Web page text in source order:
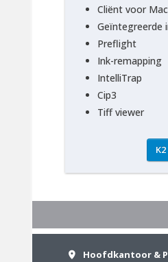
Cliënt voor
Geïntegreerde
Preflight
Ink-remapping
IntelliTrap
Cip3
Tiff viewer
Hoofdkantoor &